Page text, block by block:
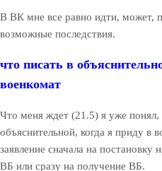
В ВК мне все равно идти, может,
возможные последствия.
что писать в
военкомат
Что меня ждет (21.5) я уже понял,
объяснительной, когда я приду в
заявление сначала на постановку
ВБ или сразу на получение ВБ.